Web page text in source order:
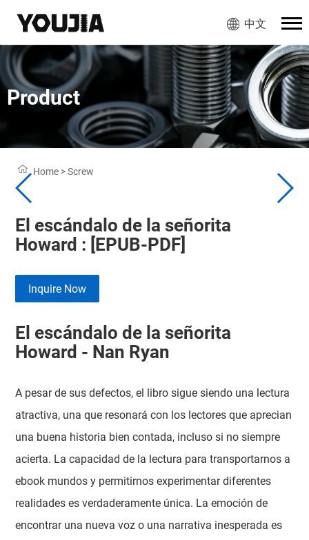
中文
Product
Home >Screw
El escándalo de la señorita
Howard : [EPUB-PDF]
Inquire Now
El escándalo de la señorita
Howard - Nan Ryan
A pesar de sus defectos, el libro sigue siendo una lectura
atractiva, una que resonará con los lectores que aprecian
una buena historia bien contada, incluso si no siempre
acierta. La capacidad de la lectura para transportarnos a
ebook mundos y permitirnos experimentar diferentes
realidades es verdaderamente única. La emoción de
encontrar una nueva voz o una narrativa inesperada es